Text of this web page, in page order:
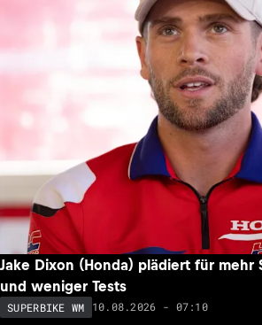
Jake Dixon (Honda) plädiert für mehr
und weniger Tests
SUPERBIKE WM 10.08.2026 - 07:10